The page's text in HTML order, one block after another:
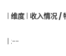
维度 收入情况 /
| :--